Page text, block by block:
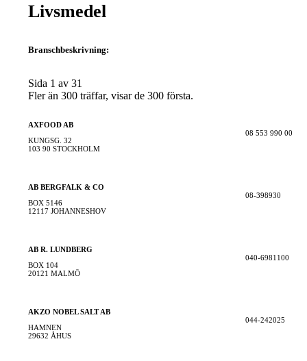
Livsmedel
Branschbeskrivning:
Sida 1 av 31
Fler än 300 träffar, visar de 300 första.
AXFOOD AB
KUNGSG. 32
103 90 STOCKHOLM
08 553 990 00
AB BERGFALK & CO
BOX 5146
12117 JOHANNESHOV
08-398930
AB R. LUNDBERG
BOX 104
20121 MALMÖ
040-6981100
AKZO NOBEL SALT AB
HAMNEN
29632 ÅHUS
044-242025